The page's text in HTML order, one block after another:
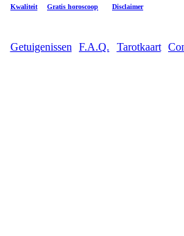
Kwaliteit Gratis horoscoop Disclaimer
Getuigenissen F.A.Q. Tarotkaart